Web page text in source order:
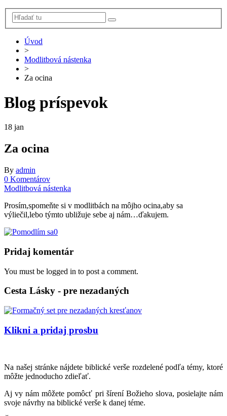
Úvod
>
Modlitbová nástenka
>
Za ocina
Blog príspevok
18 jan
Za ocina
By admin
0 Komentárov
Modlitbová nástenka
Prosím,spomeňte si v modlitbách na môjho ocina,aby sa
výliečil,lebo týmto ubližuje sebe aj nám…ďakujem.
0
Pridaj komentár
You must be logged in to post a comment.
Cesta Lásky - pre nezadaných
Klikni a pridaj prosbu
Na našej stránke nájdete biblické verše rozdelené podľa témy, ktoré
môžte jednoducho zdieľať.
Aj vy nám môžete pomôcť pri šírení Božieho slova, posielajte nám
svoje návrhy na biblické verše k danej téme.